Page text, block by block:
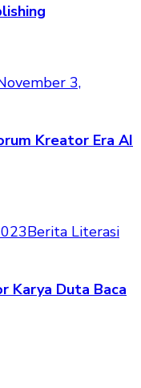
3,
Kreator Era AI
Berita Literasi
Karya Duta Baca